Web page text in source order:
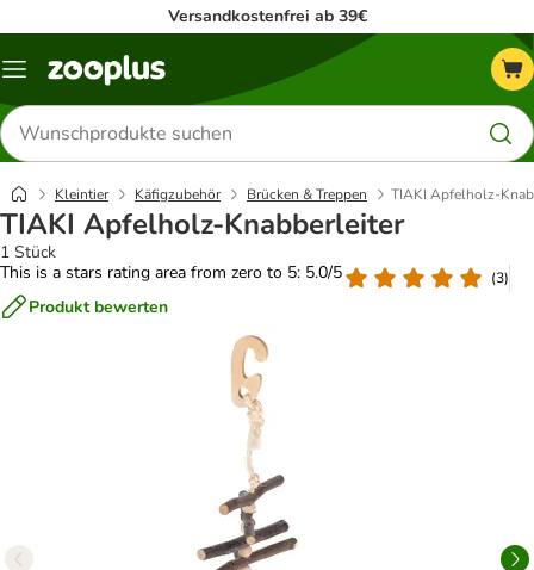
Versandkostenfrei ab 39€
Menü
Produkte
suchen
Kleintier Käfigzubehör Brücken & Treppen TIAKI Apfelholz-
TIAKI Apfelholz-Knabberleiter
1 Stück
This is a stars rating area from zero to 5: 5.0/5
(3)
Produkt bewerten